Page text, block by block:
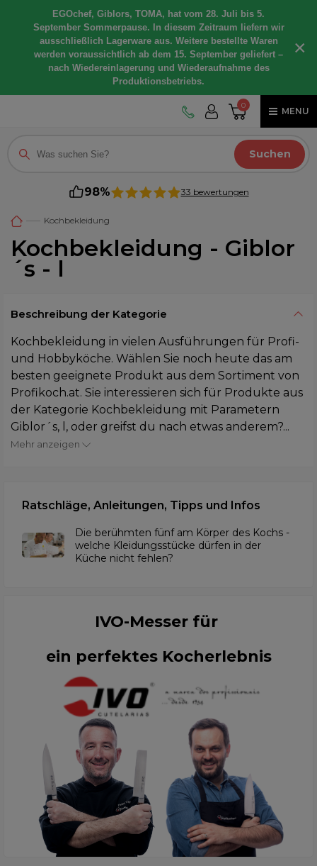
EGOchef, Giblors, TOMA, hat vom 28. Juli bis 5.
September Sommerpause. In diesem Zeitraum liefern wir
ausschließlich Lagerware aus. Weitere bestellte Waren
werden voraussichtlich ab dem 15. September geliefert –
nach Wiedereinlagerung und Wiederaufnahme des
Produktionsbetriebs.
×
0
MENU
Suchen
98% 33 bewertungen
Kochbekleidung
Kochbekleidung - Giblor
´s - l
Beschreibung der Kategorie
Kochbekleidung in vielen Ausführungen für Profi-
und Hobbyköche. Wählen Sie noch heute das am
besten geeignete Produkt aus dem Sortiment von
Profikoch.at. Sie interessieren sich für Produkte aus
der Kategorie Kochbekleidung mit Parametern
Giblor´s, l, oder greifst du nach etwas anderem?...
Mehr anzeigen
Ratschläge, Anleitungen, Tipps und Infos
Die berühmten fünf am Körper des Kochs -
welche Kleidungsstücke dürfen in der
Küche nicht fehlen?
IVO-Messer für
ein perfektes Kocherlebnis